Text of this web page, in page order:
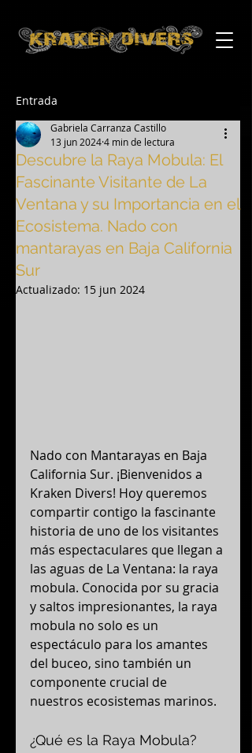
Entrada
Descubre la Raya Mobula: El
Fascinante Visitante de La
Ventana y su Importancia en el
Ecosistema. Nado con
mantarayas en Baja California
Sur
Gabriela Carranza Castillo
13 jun 20244 min de lectura
Actualizado: 15 jun 2024
Nado con Mantarayas en Baja
California Sur. ¡Bienvenidos a
Kraken Divers! Hoy queremos
compartir contigo la fascinante
historia de uno de los visitantes
más espectaculares que llegan a
las aguas de La Ventana: la raya
mobula. Conocida por su gracia
y saltos impresionantes, la raya
mobula no solo es un
espectáculo para los amantes
del buceo, sino también un
componente crucial de
nuestros ecosistemas marinos.
¿Qué es la Raya Mobula?